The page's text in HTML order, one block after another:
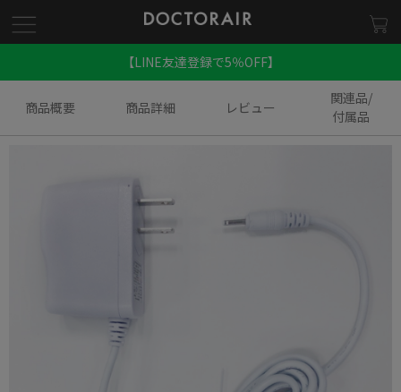
【LINE友達登録で5％OFF】
商品概要 商品詳細 レビュー
関連品/
付属品